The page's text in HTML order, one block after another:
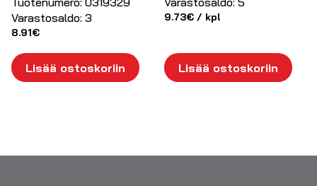
Varastosaldo: 3
8.91€
Lisää ostoskoriin
9.73€ / kpl
Lisää ostoskoriin